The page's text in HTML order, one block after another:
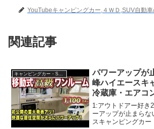
YouTubeキャンピングカー,４ＷＤ,SUV自動
関連記事
キャンピングカー・SUV人気車種
パワーアップが
峰ハイエースキ
冷蔵庫・エアコ
ッテリー・音響
ペーンは概要欄
BIGFOOT】#ハ
1:アウトドアー好き
ーアップが止まらな
スキャンピングカー